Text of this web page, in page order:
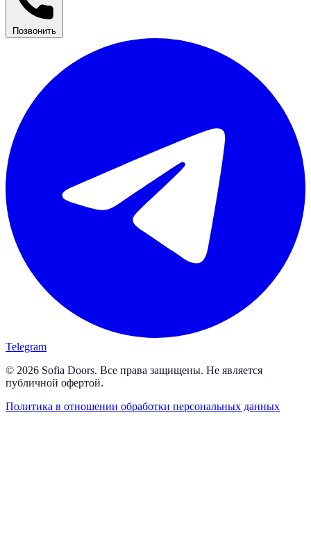
Позвонить
Telegram
© 2026 Sofia Doors. Все права защищены. Не является
публичной офертой.
Политика в отношении обработки персональных данных